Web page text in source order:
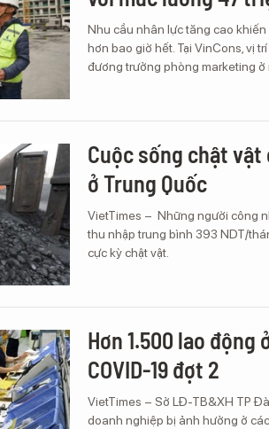
Nhu cầu nhân lực tăng cao
hơn bao giờ hết. Tại VinCons, vị
đương trưởng phòng marketing ở
Cuộc sống chật vật
ở Trung Quốc
VietTimes – Những người công
thu nhập trung bình 393 NDT/
cực kỳ chật vật.
Hơn 1.500 lao động
COVID-19 đợt 2
VietTimes – Sở LĐ-TB&XH TP
doanh nghiệp bị ảnh hưởng ở